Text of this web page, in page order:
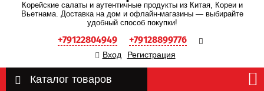
Корейские салаты и аутентичные продукты из Китая, Кореи и
Вьетнама. Доставка на дом и офлайн‑магазины — выбирайте
удобный способ покупки!
+79122804949 +79128899776
Вход Регистрация
Каталог товаров